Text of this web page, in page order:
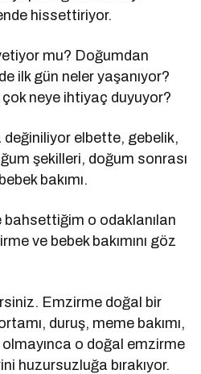
hissettiriyor.
mu? Doğumdan
ilk gün neler yaşanıyor?
neye ihtiyaç duyuyor?
elbette, gebelik,
şekilleri, doğum sonrası
bakımı.
o odaklanılan
ve bebek bakımını göz
Emzirme doğal bir
duruş, meme bakımı,
olmayınca o doğal emzirme
huzursuzluğa bırakıyor.